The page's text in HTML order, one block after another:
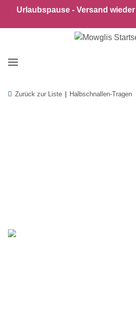
Urlaubspause - Versand
Zurück zur Liste Halbschnallen-Tragen